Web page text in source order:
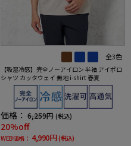
全3色
【吸湿冷感】完全ノーアイロン 半袖 アイポロ
シャツ カッタウェイ 無地 i-shirt 春夏
価格： 6,259円 (税込)
20%off
WEB価格： 4,990円 (税込)